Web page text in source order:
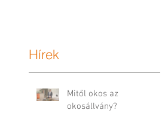
Hírek
Mitől okos az
okosállvány?